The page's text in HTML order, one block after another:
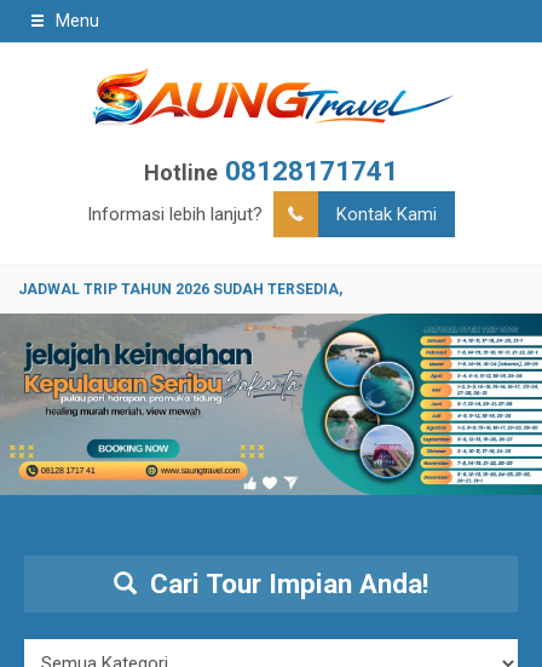
Menu
Hotline 08128171741
Informasi lebih lanjut? Kontak Kami
Cari Tour Impian Anda!